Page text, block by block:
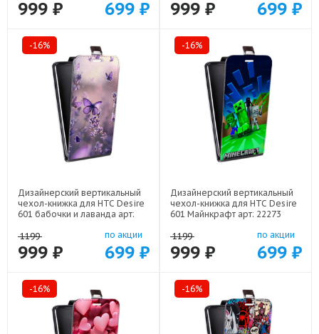
999 ₽ 699 ₽ 999 ₽ 699 ₽
-16%
Дизайнерский вертикальный
чехол-книжка для HTC Desire
601 бабочки и лаванда арт:
1199
999 ₽
по акции
699 ₽
-16%
Дизайнерский вертикальный
чехол-книжка для HTC Desire
601 Майнкрафт арт: 22273
1199
999 ₽
по акции
699 ₽
-16% -16%